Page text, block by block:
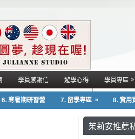
學員感謝信 遊學心得 學員專區 »
6. 寒暑期研習營 7. 留學專區 » 8. 實用
茱莉安推薦